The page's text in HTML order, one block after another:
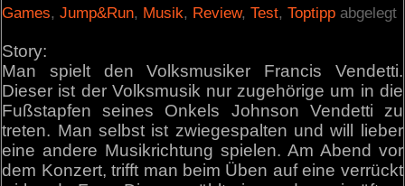
Games,Jump&Run, Musik, Review,Test,Toptipp abgelegt
Story:
Man spielt den Volksmusiker Francis Vendetti.
Dieser ist der Volksmusik nur zugehörige um in die
Fußstapfen seines Onkels Johnson Vendetti zu
treten. Man selbst ist zwiegespalten und will lieber
eine andere Musikrichtung spielen. Am Abend vor
dem Konzert, trifft man beim Üben auf eine verrückt